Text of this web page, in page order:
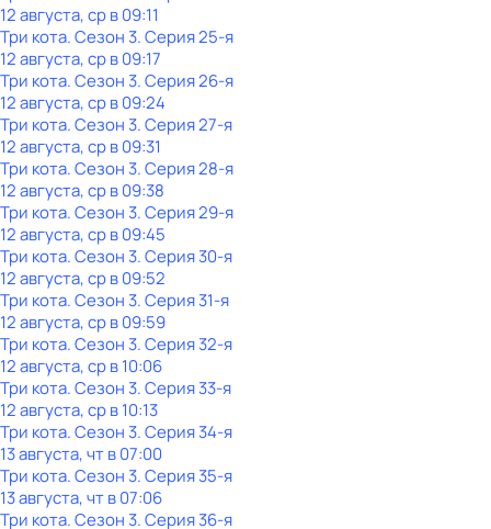
12 августа, ср в 09:11
Три кота. Сезон 3. Серия 25-я
12 августа, ср в 09:17
Три кота. Сезон 3. Серия 26-я
12 августа, ср в 09:24
Три кота. Сезон 3. Серия 27-я
12 августа, ср в 09:31
Три кота. Сезон 3. Серия 28-я
12 августа, ср в 09:38
Три кота. Сезон 3. Серия 29-я
12 августа, ср в 09:45
Три кота. Сезон 3. Серия 30-я
12 августа, ср в 09:52
Три кота. Сезон 3. Серия 31-я
12 августа, ср в 09:59
Три кота. Сезон 3. Серия 32-я
12 августа, ср в 10:06
Три кота. Сезон 3. Серия 33-я
12 августа, ср в 10:13
Три кота. Сезон 3. Серия 34-я
13 августа, чт в 07:00
Три кота. Сезон 3. Серия 35-я
13 августа, чт в 07:06
Три кота. Сезон 3. Серия 36-я